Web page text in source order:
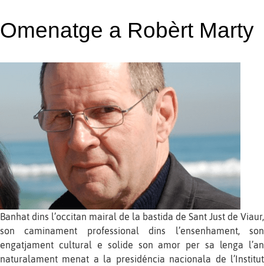
Omenatge a Robèrt Marty
Banhat dins l’occitan mairal de la bastida de Sant Just de Viaur,
son caminament professional dins l’ensenhament, son
engatjament cultural e solide son amor per sa lenga l’an
naturalament menat a la presidéncia nacionala de l’Institut